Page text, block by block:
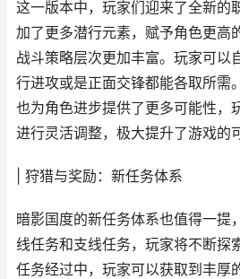
这一版本中，玩家们迎来了全新的
加了更多潜行元素，赋予角色更高
战斗策略层次更加丰富。玩家可以
行进攻或是正面交锋都能各取所需
也为角色进步提供了更多可能性，
进行灵活调整，极大提升了游戏的
| 狩猎与奖励：新任务体系
暗影国度的新任务体系也值得一提
线任务和支线任务，玩家将不断探
任务经过中，玩家可以获取到丰厚